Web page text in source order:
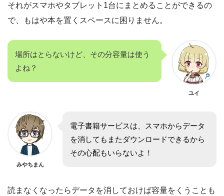
それがスマホやタブレット1台にまとめることができるの
で、もはや本を置くスペースに困りません。
場所はとらないけど、その分容量は使う
よね？
ユイ
みやちまん
電子書籍サービスは、スマホからデータ
を消してもまたダウンロードできるから
その心配もいらないよ！
読まなくなったらデータを消しておけば容量をくうことも